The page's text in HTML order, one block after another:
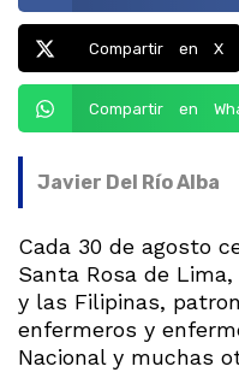
Compartir en X
Compartir en
Javier Del Río Alba
Cada 30 de agosto
Santa Rosa de
y las Filipinas,
enfermeros y
Nacional y muchas